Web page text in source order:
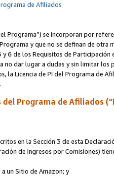
de Afiliados
Programa”) se incorporan por
y que no se definan de otra
6 de los Requisitos de
no dar lugar a dudas y sin limitar
la Licencia de PI del Programa de
Programa de Afiliados
en la Sección 3 de esta
de Ingresos por Comisiones)
a un Sitio de Amazon; y